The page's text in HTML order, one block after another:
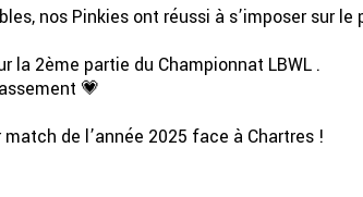
nos Pinkies ont réussi à s’imposer sur le
la 2ème partie du Championnat LBWL .
💗
de l’année 2025 face à Chartres !